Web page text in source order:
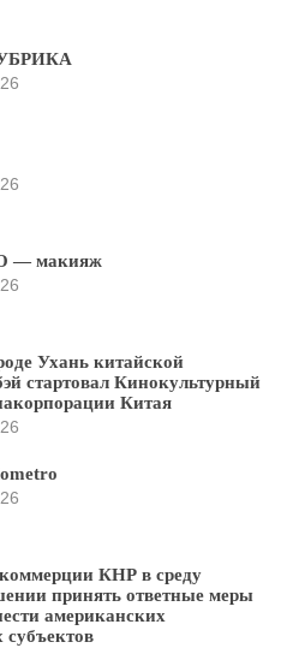
— макияж
Ухань китайской
стартовал Кинокультурный
Китая
КНР в среду
принять ответные меры
американских
субъектов